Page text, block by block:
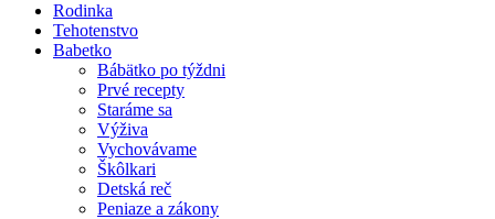
Rodinka
Tehotenstvo
Babetko
Bábätko po týždni
Prvé recepty
Staráme sa
Výživa
Vychovávame
Škôlkari
Detská reč
Peniaze a zákony